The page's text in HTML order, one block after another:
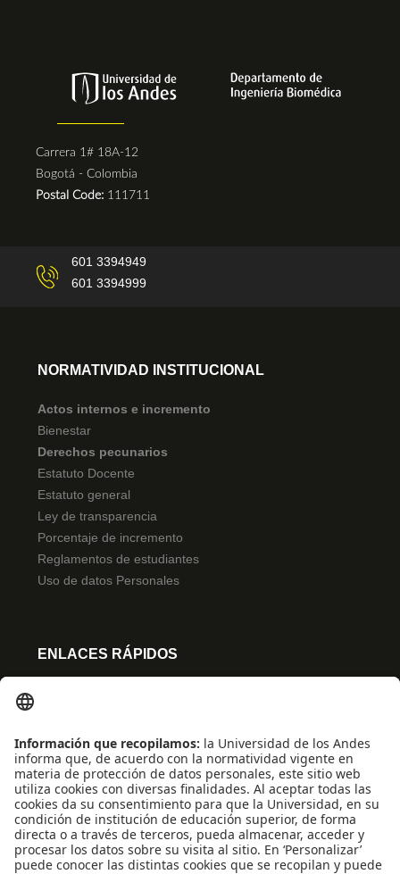
Carrera 1# 18A-12
Bogotá - Colombia
Postal Code: 111711
601 3394949
601 3394999
NORMATIVIDAD INSTITUCIONAL
Actos internos e incremento
Bienestar
Derechos pecunarios
Estatuto Docente
Estatuto general
Ley de transparencia
Porcentaje de incremento
Reglamentos de estudiantes
Uso de datos Personales
ENLACES RÁPIDOS
Convivencia y transparencia
Emergencias: Extensión 0000
Eventos destacados
Mapa del Sitio
Multimedia
Noticias
Preguntas frecuentes